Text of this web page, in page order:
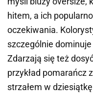
hitem, a ich
oczekiwania.
szczególnie
Zdarzają się też
przykład pomarańcz
strzałem w